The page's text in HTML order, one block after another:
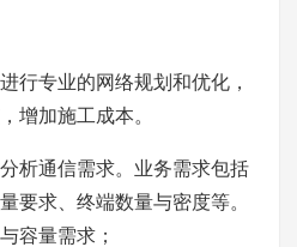
行专业的网络规划和优化，
增加施工成本。
析通信需求。业务需求包括
要求、终端数量与密度等。
容量需求；